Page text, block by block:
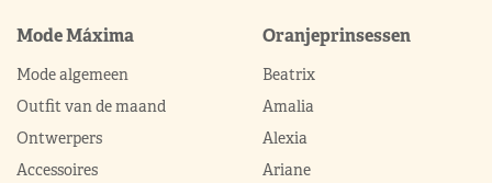
Mode Máxima
Mode algemeen
Outfit van de maand
Ontwerpers
Accessoires
Oranjeprinsessen
Beatrix
Amalia
Alexia
Ariane